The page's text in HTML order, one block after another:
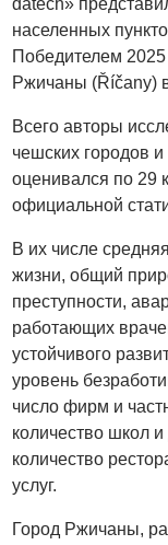
datech»
населенных
Победителем 2025
Ржичаны (Říčany)
Всего авторы
чешских городов
оценивался по 29
официальной
В их числе
жизни, общий
преступности,
работающих
устойчивого
уровень
число фирм и
количество школ и
количество
услуг.
Город Ржичаны,